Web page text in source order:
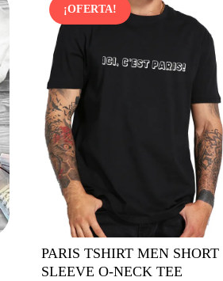
¡OFERTA!
PARIS TSHIRT MEN SHORT
SLEEVE O-NECK TEE